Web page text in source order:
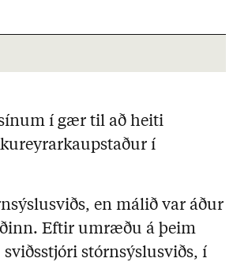
í gær til að heiti
í
en málið var áður
Eftir umræðu á þeim
stórnsýslusviðs, í